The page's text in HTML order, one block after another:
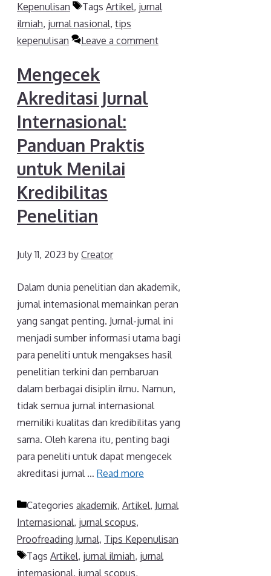
Kepenulisan
Tags Artikel, jurnal
ilmiah, jurnal nasional, tips
kepenulisan
Leave a comment
Mengecek
Akreditasi Jurnal
Internasional:
Panduan Praktis
untuk Menilai
Kredibilitas
Penelitian
July 11, 2023 by Creator
Dalam dunia penelitian dan akademik,
jurnal internasional memainkan peran
yang sangat penting. Jurnal-jurnal ini
menjadi sumber informasi utama bagi
para peneliti untuk mengakses hasil
penelitian terkini dan pembaruan
dalam berbagai disiplin ilmu. Namun,
tidak semua jurnal internasional
memiliki kualitas dan kredibilitas yang
sama. Oleh karena itu, penting bagi
para peneliti untuk dapat mengecek
akreditasi jurnal … Read more
Categories akademik, Artikel, Jurnal
Internasional, jurnal scopus,
Proofreading Jurnal, Tips Kepenulisan
Tags Artikel, jurnal ilmiah, jurnal
internasional, jurnal scopus,